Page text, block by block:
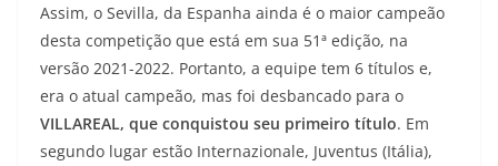
Assim, o Sevilla, da Espanha ainda é o maior campeão
desta competição que está em sua 51ª edição, na
versão 2021-2022. Portanto, a equipe tem 6 títulos e,
era o atual campeão, mas foi desbancado para o
VILLAREAL, que conquistou seu primeiro título. Em
segundo lugar estão Internazionale, Juventus (Itália),